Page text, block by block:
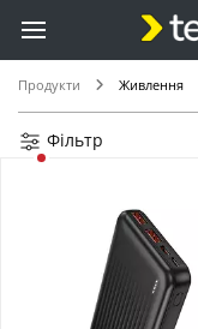
Продукти Живлення
Фільтр